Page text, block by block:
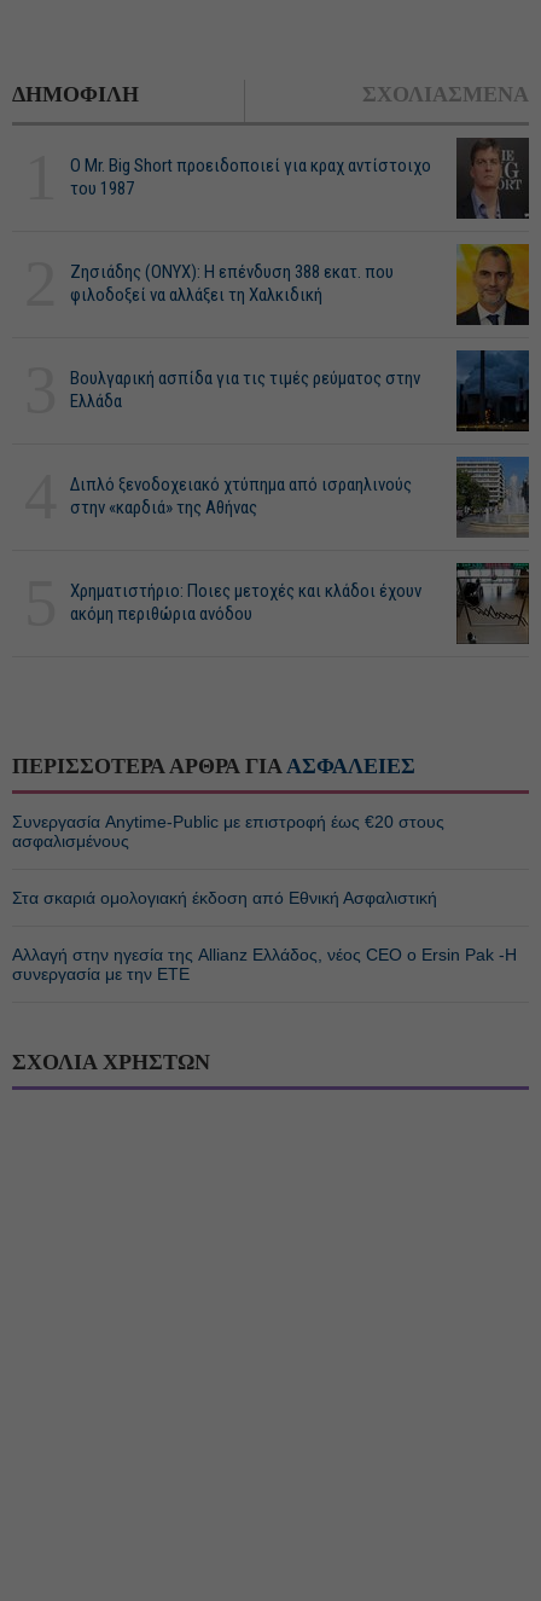
ΔΗΜΟΦΙΛΗ ΣΧΟΛΙΑΣΜΕΝΑ
O Mr. Big Short προειδοποιεί για κραχ αντίστοιχο
του 1987
Ζησιάδης (ONYX): Η επένδυση 388 εκατ. που
φιλοδοξεί να αλλάξει τη Χαλκιδική
Βουλγαρική ασπίδα για τις τιμές ρεύματος στην
Ελλάδα
Διπλό ξενοδοχειακό χτύπημα από ισραηλινούς
στην «καρδιά» της Αθήνας
Χρηματιστήριο: Ποιες μετοχές και κλάδοι έχουν
ακόμη περιθώρια ανόδου
ΠΕΡΙΣΣΟΤΕΡΑ ΑΡΘΡΑ ΓΙΑΑΣΦΑΛΕΙΕΣ
Συνεργασία Anytime-Public με επιστροφή έως €20 στους
ασφαλισμένους
Στα σκαριά ομολογιακή έκδοση από Εθνική Ασφαλιστική
Αλλαγή στην ηγεσία της Allianz Ελλάδος, νέος CEO ο Ersin Pak -Η
συνεργασία με την ΕΤΕ
ΣΧΟΛΙΑ ΧΡΗΣΤΩΝ